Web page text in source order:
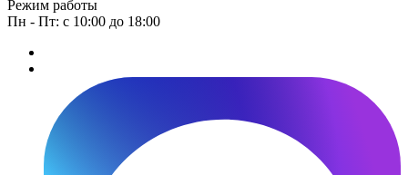
Режим работы
Пн - Пт: с 10:00 до 18:00